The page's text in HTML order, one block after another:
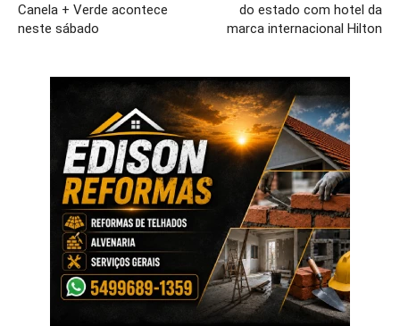
Canela + Verde acontece
neste sábado
do estado com hotel da
marca internacional Hilton